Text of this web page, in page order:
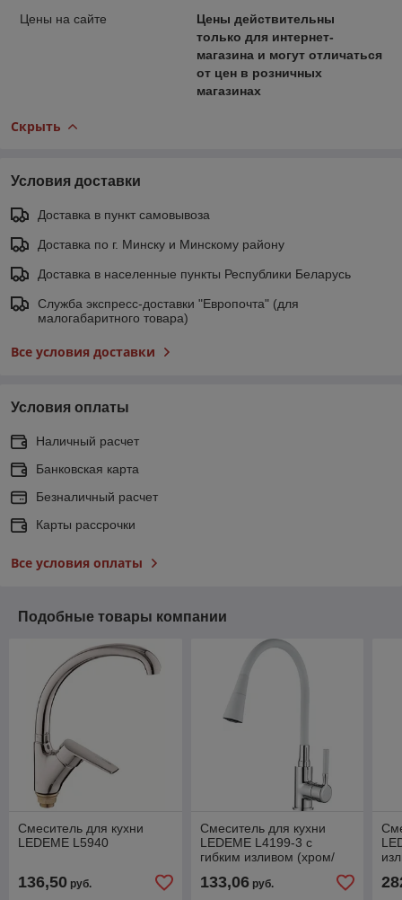
Цены на сайте
Цены действительны
только для интернет-
магазина и могут отличаться
от цен в розничных
магазинах
Скрыть
Условия доставки
Доставка в пункт самовывоза
Доставка по г. Минску и Минскому району
Доставка в населенные пункты Республики Беларусь
Служба экспресс-доставки "Европочта" (для
малогабаритного товара)
Все условия доставки
Условия оплаты
Наличный расчет
Банковская карта
Безналичный расчет
Карты рассрочки
Все условия оплаты
Подобные товары компании
Смеситель для кухни
LEDEME L5940
136,50 руб.
Смеситель для кухни
LEDEME L4199-3 с
гибким изливом (хром/
133,06руб.